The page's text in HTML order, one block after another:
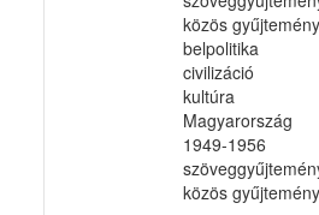
közös
belpolitika
civilizáció
kultúra
Magyarország
1949-1956
közös